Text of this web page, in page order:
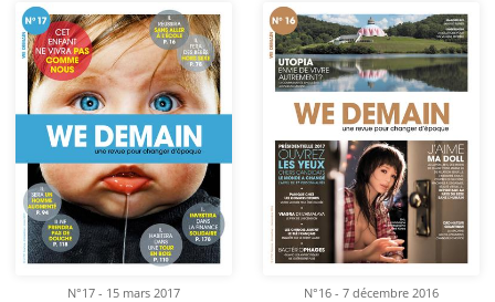
N°17 - 15 mars 2017 N°16 - 7 décembre 2016